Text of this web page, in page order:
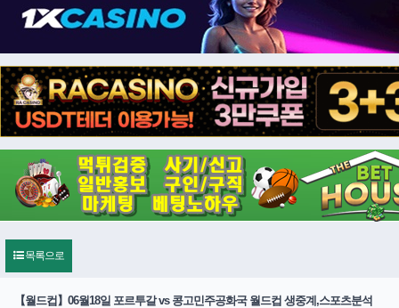
목록으로
【월드컵】06월18일 포르투갈 vs 콩고민주공화국 월드컵 생중계,스포츠분석